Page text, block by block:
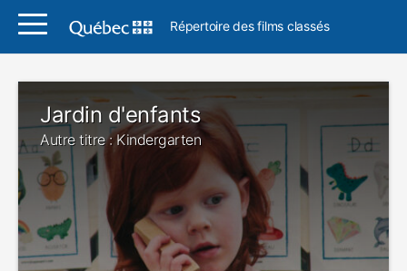
Répertoire des films classés
Jardin d'enfants
Autre titre : Kindergarten